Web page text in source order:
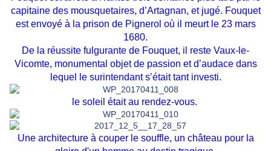
capitaine des mousquetaires, d’Artagnan, et jugé. Fouquet
est envoyé à la prison de Pignerol où il meurt le 23 mars
1680.
De la réussite fulgurante de Fouquet, il reste Vaux-le-
Vicomte, monumental objet de passion et d’audace dans
lequel le surintendant s’était tant investi.
le soleil était au rendez-vous.
Une architecture à couper le souffle, un château pour la